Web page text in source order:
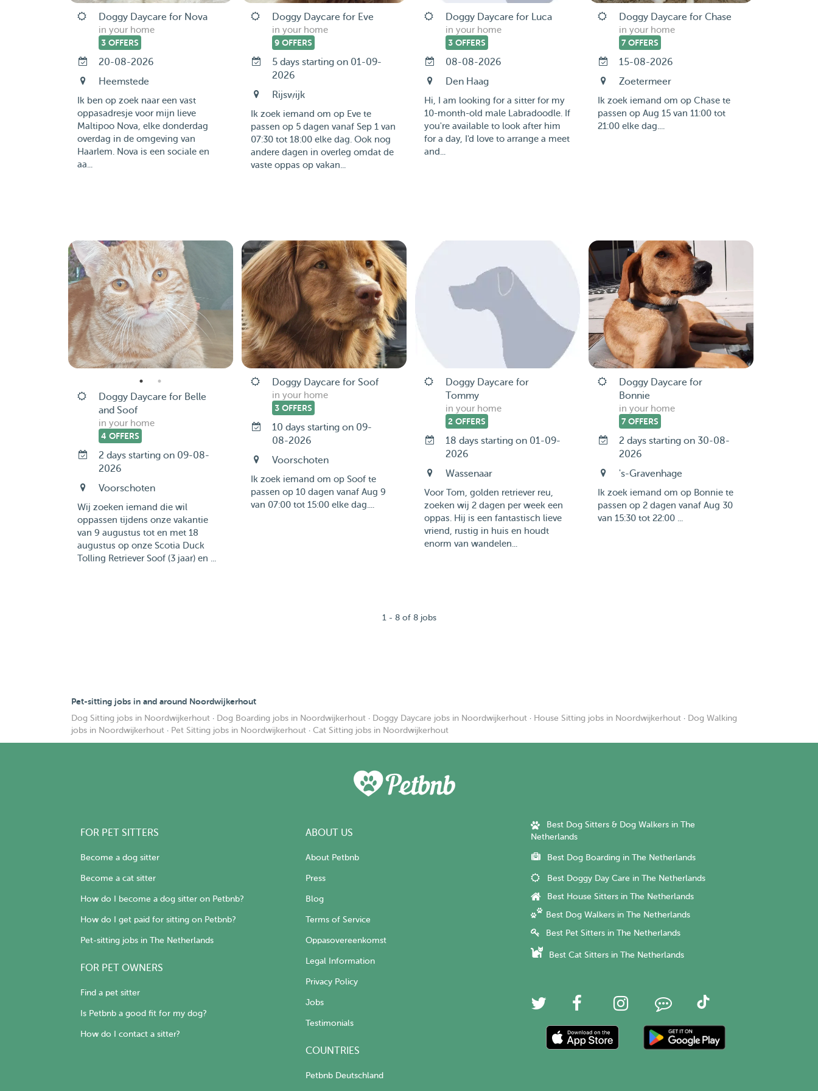
Doggy Daycare for Nova
in your home
3 OFFERS
20-08-2026
Heemstede
Ik ben op zoek naar een vast
oppasadresje voor mijn lieve
Maltipoo Nova, elke donderdag
overdag in de omgeving van
Haarlem. Nova is een sociale en
aa...
Doggy Daycare for Eve
in your home
9 OFFERS
5 days starting on 01-09-
2026
Rijswijk
Ik zoek iemand om op Eve te
passen op 5 dagen vanaf Sep 1 van
07:30 tot 18:00 elke dag. Ook nog
andere dagen in overleg omdat de
vaste oppas op vakan...
Doggy Daycare for Luca
in your home
3 OFFERS
08-08-2026
Den Haag
Hi, I am looking for a sitter for my
10-month-old male Labradoodle. If
you're available to look after him
for a day, I'd love to arrange a meet
and...
Doggy Daycare for Chase
in your home
7 OFFERS
15-08-2026
Zoetermeer
Ik zoek iemand om op Chase te
passen op Aug 15 van 11:00 tot
21:00 elke dag....
Doggy Daycare for Belle
and Soof
in your home
4 OFFERS
2 days starting on 09-08-
2026
Voorschoten
Wij zoeken iemand die wil
oppassen tijdens onze vakantie
van 9 augustus tot en met 18
augustus op onze Scotia Duck
Tolling Retriever Soof (3 jaar) en ...
Doggy Daycare for Soof
in your home
3 OFFERS
10 days starting on 09-
08-2026
Voorschoten
Ik zoek iemand om op Soof te
passen op 10 dagen vanaf Aug 9
van 07:00 tot 15:00 elke dag....
Doggy Daycare for
Tommy
in your home
2 OFFERS
18 days starting on 01-09-
2026
Wassenaar
Voor Tom, golden retriever reu,
zoeken wij 2 dagen per week een
oppas. Hij is een fantastisch lieve
vriend, rustig in huis en houdt
enorm van wandelen...
Doggy Daycare for
Bonnie
in your home
7 OFFERS
2 days starting on 30-08-
2026
's-Gravenhage
Ik zoek iemand om op Bonnie te
passen op 2 dagen vanaf Aug 30
van 15:30 tot 22:00 ...
1 - 8 of 8 jobs
Pet-sitting jobs in and around Noordwijkerhout
Dog Sitting jobs in Noordwijkerhout · Dog Boarding jobs in Noordwijkerhout · Doggy Daycare jobs in Noordwijkerhout · House Sitting jobs in Noordwijkerhout · Dog Walking
jobs in Noordwijkerhout · Pet Sitting jobs in Noordwijkerhout · Cat Sitting jobs in Noordwijkerhout
FOR PET SITTERS
Become a dog sitter
Become a cat sitter
How do I become a dog sitter on Petbnb?
How do I get paid for sitting on Petbnb?
Pet-sitting jobs in The Netherlands
FOR PET OWNERS
Find a pet sitter
Is Petbnb a good fit for my dog?
How do I contact a sitter?
ABOUT US
About Petbnb
Press
Blog
Terms of Service
Oppasovereenkomst
Legal Information
Privacy Policy
Jobs
Testimonials
COUNTRIES
Petbnb Deutschland
Best Dog Sitters & Dog Walkers in The
Netherlands
Best Dog Boarding in The Netherlands
Best Doggy Day Care in The Netherlands
Best House Sitters in The Netherlands
Best Dog Walkers in The Netherlands
Best Pet Sitters in The Netherlands
Best Cat Sitters in The Netherlands